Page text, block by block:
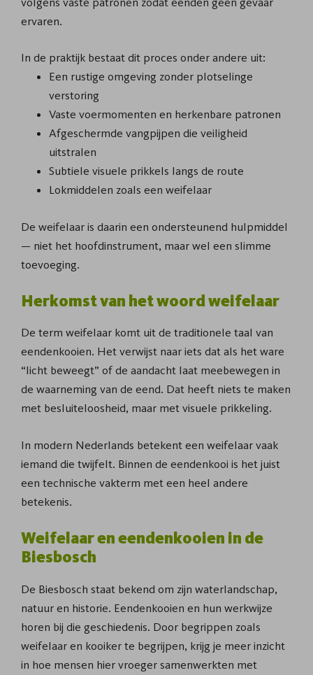
ervaren.
In de praktijk bestaat dit proces onder andere uit:
Een rustige omgeving zonder plotselinge
verstoring
Vaste voermomenten en herkenbare patronen
Afgeschermde vangpijpen die veiligheid
uitstralen
Subtiele visuele prikkels langs de route
Lokmiddelen zoals een weifelaar
De weifelaar is daarin een ondersteunend hulpmiddel
— niet het hoofdinstrument, maar wel een slimme
toevoeging.
Herkomst van het woord weifelaar
De term weifelaar komt uit de traditionele taal van
eendenkooien. Het verwijst naar iets dat als het ware
“licht beweegt” of de aandacht laat meebewegen in
de waarneming van de eend. Dat heeft niets te maken
met besluiteloosheid, maar met visuele prikkeling.
In modern Nederlands betekent een weifelaar vaak
iemand die twijfelt. Binnen de eendenkooi is het juist
een technische vakterm met een heel andere
betekenis.
Weifelaar en eendenkooien in de
Biesbosch
De Biesbosch staat bekend om zijn waterlandschap,
natuur en historie. Eendenkooien en hun werkwijze
horen bij die geschiedenis. Door begrippen zoals
weifelaar en kooiker te begrijpen, krijg je meer inzicht
in hoe mensen hier vroeger samenwerkten met